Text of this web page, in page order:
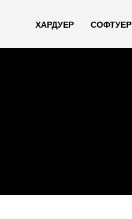
ХАРДУЕР СОФТУЕР